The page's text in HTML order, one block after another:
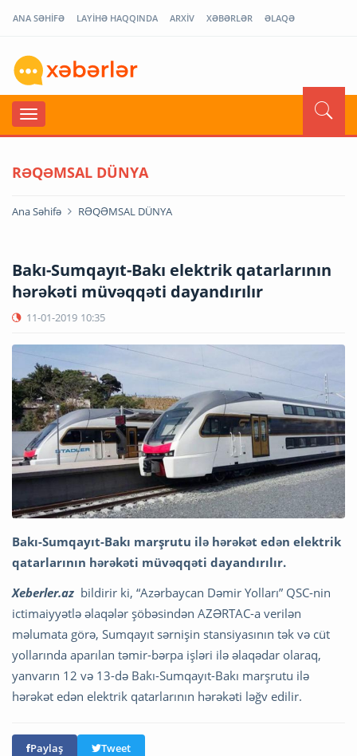
ANA SƏHİFƏ LAYİHƏ HAQQINDA ARXİV XƏBƏRLƏR ƏLAQƏ
RƏQƏMSAL DÜNYA
Ana Səhifə RƏQƏMSAL DÜNYA
Bakı-Sumqayıt-Bakı elektrik qatarlarının
hərəkəti müvəqqəti dayandırılır
11-01-2019 10:35
Bakı-Sumqayıt-Bakı marşrutu ilə hərəkət edən elektrik
qatarlarının hərəkəti müvəqqəti dayandırılır.
Xeberler.az bildirir ki, “Azərbaycan Dəmir Yolları” QSC-nin
ictimaiyyətlə əlaqələr şöbəsindən AZƏRTAC-a verilən
məlumata görə, Sumqayıt sərnişin stansiyasının tək və cüt
yollarında aparılan təmir-bərpa işləri ilə əlaqədar olaraq,
yanvarın 12 və 13-də Bakı-Sumqayıt-Bakı marşrutu ilə
hərəkət edən elektrik qatarlarının hərəkəti ləğv edilir.
Paylaş Tweet